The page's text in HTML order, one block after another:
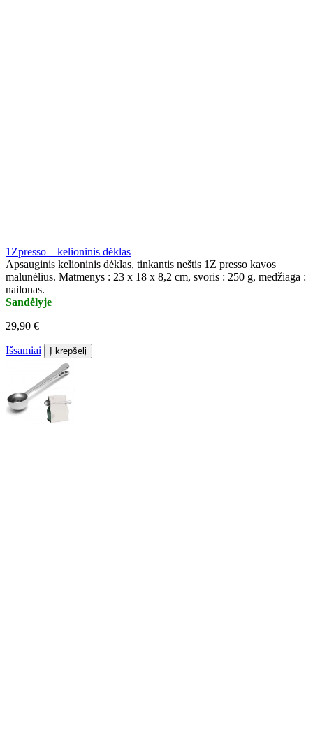
1Zpresso – kelioninis dėklas
Apsauginis kelioninis dėklas, tinkantis neštis 1Z presso kavos
malūnėlius. Matmenys : 23 x 18 x 8,2 cm, svoris : 250 g, medžiaga :
nailonas.
Sandėlyje
29,90 €
Išsamiai Į krepšelį